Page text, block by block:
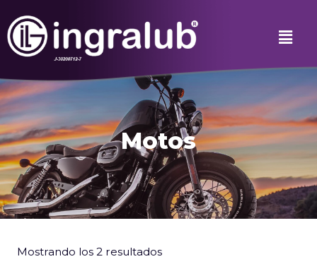
Motos
Mostrando los 2 resultados